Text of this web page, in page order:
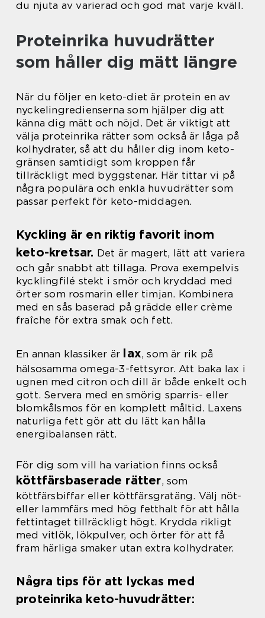
du njuta av varierad och god mat varje kväll.
Proteinrika huvudrätter
som håller dig mätt längre
När du följer en keto-diet är protein en av
nyckelingredienserna som hjälper dig att
känna dig mätt och nöjd. Det är viktigt att
välja proteinrika rätter som också är låga på
kolhydrater, så att du håller dig inom keto-
gränsen samtidigt som kroppen får
tillräckligt med byggstenar. Här tittar vi på
några populära och enkla huvudrätter som
passar perfekt för keto-middagen.
Kyckling är en riktig favorit inom
keto-kretsar. Det är magert, lätt att variera
och går snabbt att tillaga. Prova exempelvis
kycklingfilé stekt i smör och kryddad med
örter som rosmarin eller timjan. Kombinera
med en sås baserad på grädde eller crème
fraîche för extra smak och fett.
En annan klassiker är lax, som är rik på
hälsosamma omega-3-fettsyror. Att baka lax i
ugnen med citron och dill är både enkelt och
gott. Servera med en smörig sparris- eller
blomkålsmos för en komplett måltid. Laxens
naturliga fett gör att du lätt kan hålla
energibalansen rätt.
För dig som vill ha variation finns också
köttfärsbaserade rätter, som
köttfärsbiffar eller köttfärsgratäng. Välj nöt-
eller lammfärs med hög fetthalt för att hålla
fettintaget tillräckligt högt. Krydda rikligt
med vitlök, lökpulver, och örter för att få
fram härliga smaker utan extra kolhydrater.
Några tips för att lyckas med
proteinrika keto-huvudrätter: